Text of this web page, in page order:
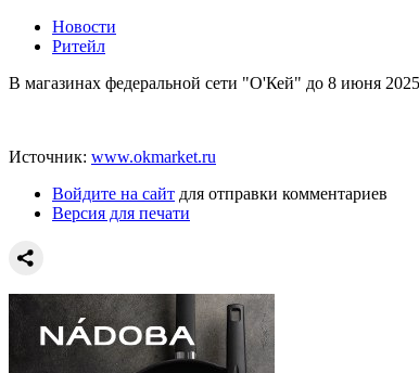
Новости
Ритейл
В магазинах федеральной сети "О'Кей" до 8 июня 2025
Источник: www.okmarket.ru
Войдите на сайт для отправки комментариев
Версия для печати